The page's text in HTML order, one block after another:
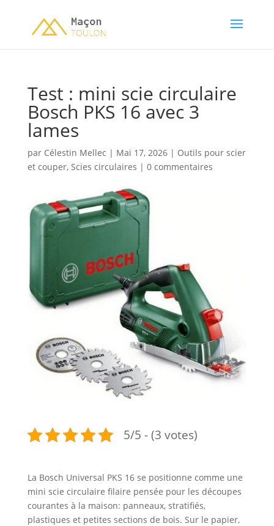
Test : mini scie circulaire
Bosch PKS 16 avec 3
lames
par Célestin Mellec | Mai 17, 2026| Outils pour scier
et couper, Scies circulaires | 0 commentaires
5/5 - (3 votes)
La Bosch Universal PKS 16 se positionne comme une
mini scie circulaire filaire pensée pour les découpes
courantes à la maison: panneaux, stratifiés,
plastiques et petites sections de bois. Sur le papier,